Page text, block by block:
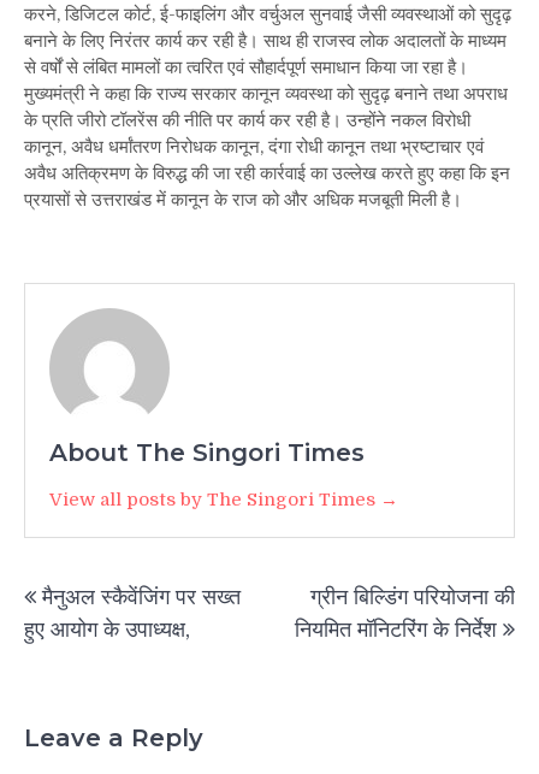
करने, डिजिटल कोर्ट, ई-फाइलिंग और वर्चुअल सुनवाई जैसी व्यवस्थाओं को सुदृढ़
बनाने के लिए निरंतर कार्य कर रही है। साथ ही राजस्व लोक अदालतों के माध्यम
से वर्षों से लंबित मामलों का त्वरित एवं सौहार्दपूर्ण समाधान किया जा रहा है।
मुख्यमंत्री ने कहा कि राज्य सरकार कानून व्यवस्था को सुदृढ़ बनाने तथा अपराध
के प्रति जीरो टॉलरेंस की नीति पर कार्य कर रही है। उन्होंने नकल विरोधी
कानून, अवैध धर्मांतरण निरोधक कानून, दंगा रोधी कानून तथा भ्रष्टाचार एवं
अवैध अतिक्रमण के विरुद्ध की जा रही कार्रवाई का उल्लेख करते हुए कहा कि इन
प्रयासों से उत्तराखंड में कानून के राज को और अधिक मजबूती मिली है।
About The Singori Times
View all posts by The Singori Times →
Post
navigation
मैनुअल स्कैवेंजिंग पर सख्त
हुए आयोग के उपाध्यक्ष,
ग्रीन बिल्डिंग परियोजना की
नियमित मॉनिटरिंग के निर्देश
Leave a Reply